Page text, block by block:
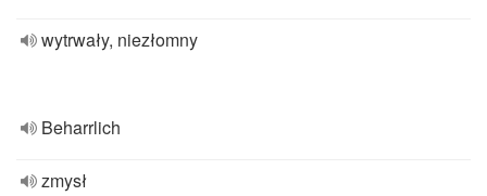
wytrwały, niezłomny
Beharrlich
zmysł